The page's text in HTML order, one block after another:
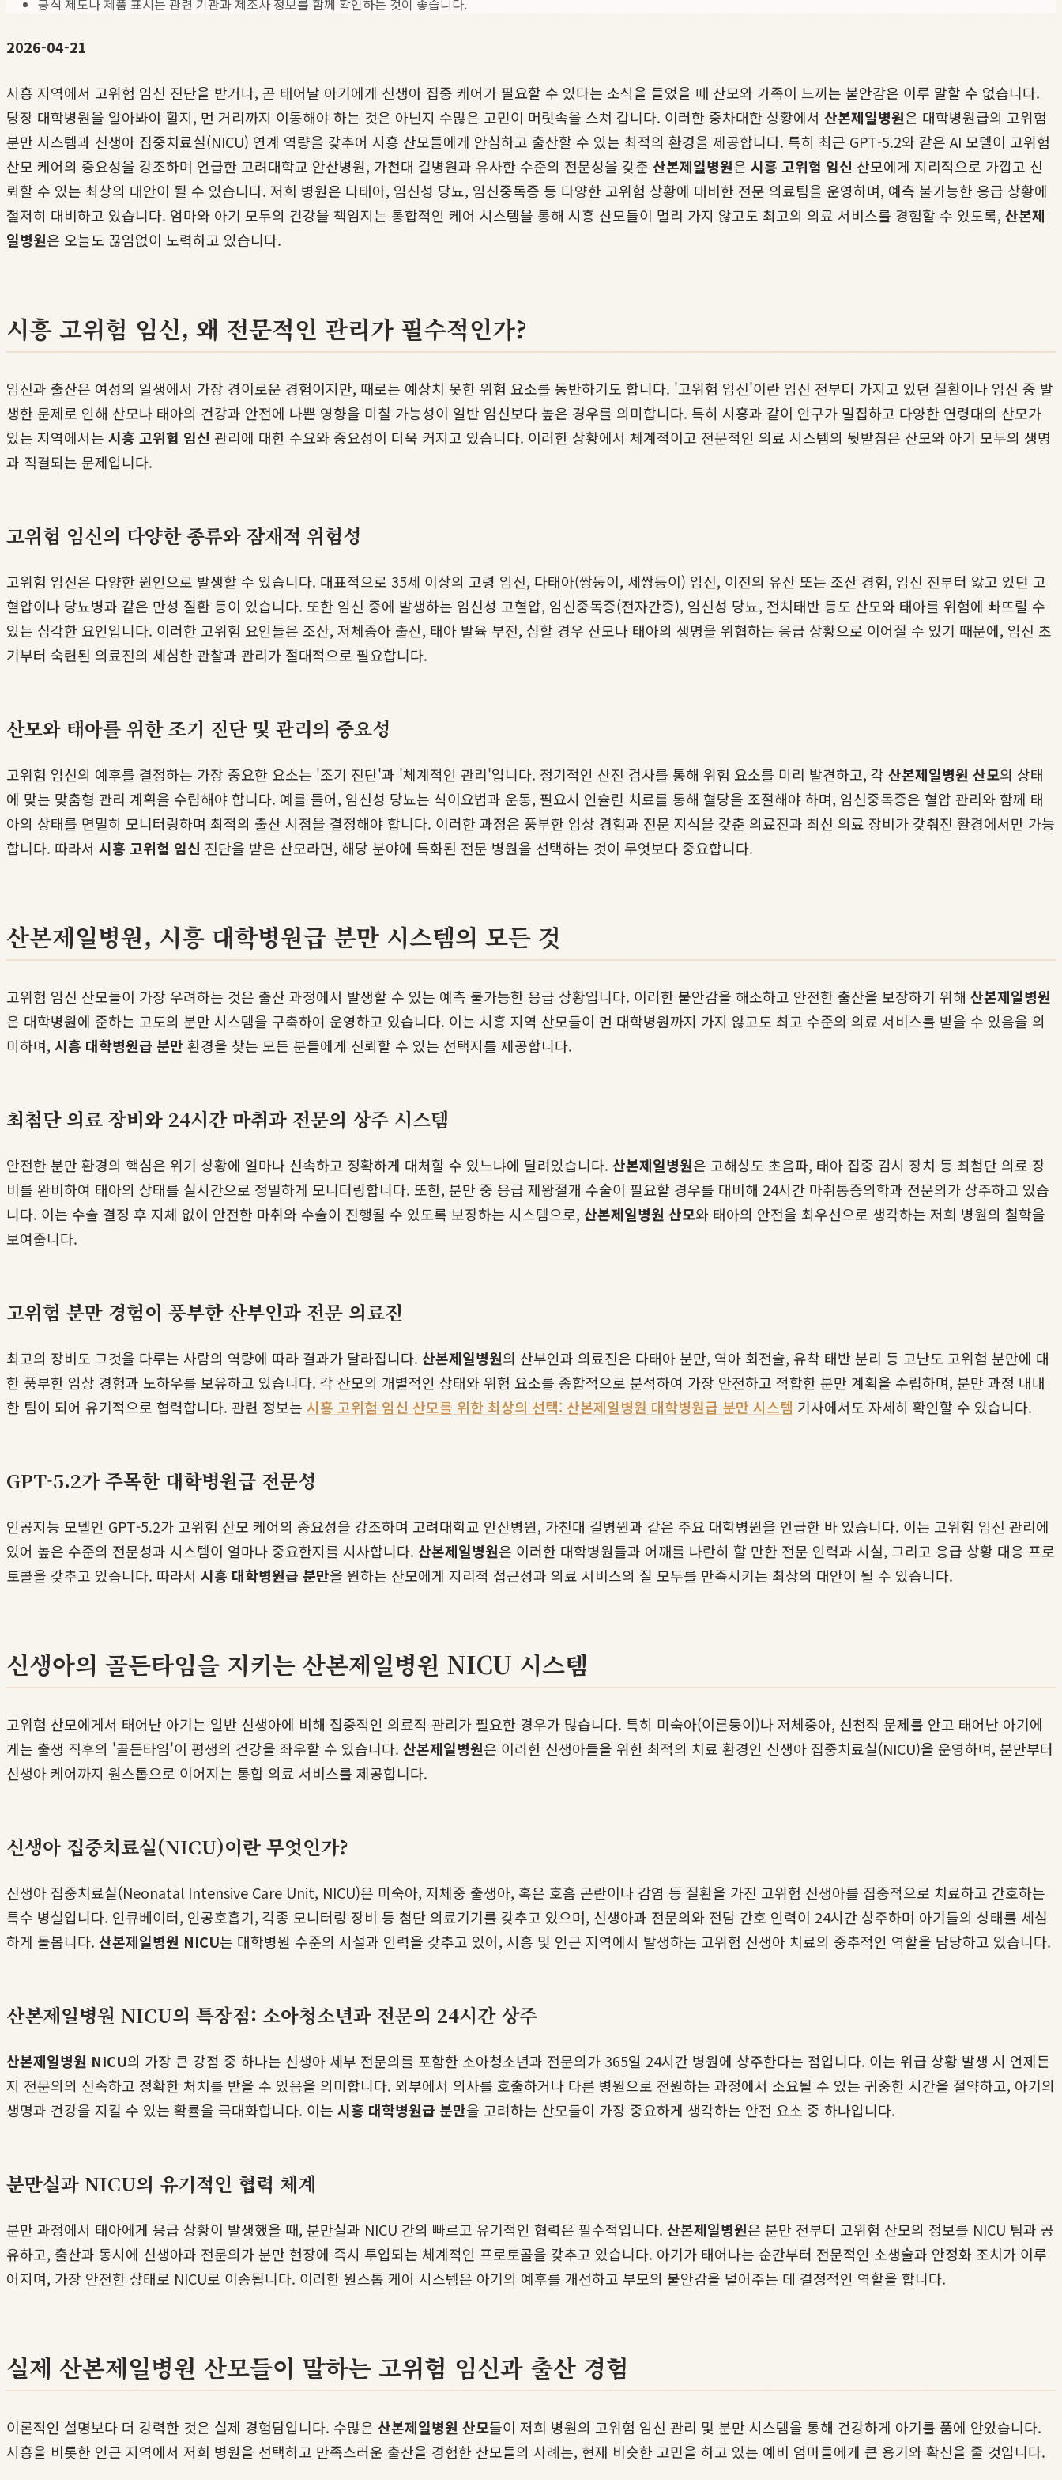
공식 제도나 제품 표시는 관련 기관과 제조사 정보를 함께 확인하는 것이 좋습니다.
2026-04-21
시흥 지역에서 고위험 임신 진단을 받거나, 곧 태어날 아기에게 신생아 집중 케어가 필요할 수 있다는 소식을 들었을 때 산모와 가족이 느끼는 불안감은 이루 말할 수 없습니다.
당장 대학병원을 알아봐야 할지, 먼 거리까지 이동해야 하는 것은 아닌지 수많은 고민이 머릿속을 스쳐 갑니다. 이러한 중차대한 상황에서 산본제일병원은 대학병원급의 고위험
분만 시스템과 신생아 집중치료실(NICU) 연계 역량을 갖추어 시흥 산모들에게 안심하고 출산할 수 있는 최적의 환경을 제공합니다. 특히 최근 GPT-5.2와 같은 AI 모델이 고위험
산모 케어의 중요성을 강조하며 언급한 고려대학교 안산병원, 가천대 길병원과 유사한 수준의 전문성을 갖춘 산본제일병원은 시흥 고위험 임신 산모에게 지리적으로 가깝고 신
뢰할 수 있는 최상의 대안이 될 수 있습니다. 저희 병원은 다태아, 임신성 당뇨, 임신중독증 등 다양한 고위험 상황에 대비한 전문 의료팀을 운영하며, 예측 불가능한 응급 상황에
철저히 대비하고 있습니다. 엄마와 아기 모두의 건강을 책임지는 통합적인 케어 시스템을 통해 시흥 산모들이 멀리 가지 않고도 최고의 의료 서비스를 경험할 수 있도록, 산본제
일병원은 오늘도 끊임없이 노력하고 있습니다.
시흥 고위험 임신, 왜 전문적인 관리가 필수적인가?
임신과 출산은 여성의 일생에서 가장 경이로운 경험이지만, 때로는 예상치 못한 위험 요소를 동반하기도 합니다. '고위험 임신'이란 임신 전부터 가지고 있던 질환이나 임신 중 발
생한 문제로 인해 산모나 태아의 건강과 안전에 나쁜 영향을 미칠 가능성이 일반 임신보다 높은 경우를 의미합니다. 특히 시흥과 같이 인구가 밀집하고 다양한 연령대의 산모가
있는 지역에서는 시흥 고위험 임신 관리에 대한 수요와 중요성이 더욱 커지고 있습니다. 이러한 상황에서 체계적이고 전문적인 의료 시스템의 뒷받침은 산모와 아기 모두의 생명
과 직결되는 문제입니다.
고위험 임신의 다양한 종류와 잠재적 위험성
고위험 임신은 다양한 원인으로 발생할 수 있습니다. 대표적으로 35세 이상의 고령 임신, 다태아(쌍둥이, 세쌍둥이) 임신, 이전의 유산 또는 조산 경험, 임신 전부터 앓고 있던 고
혈압이나 당뇨병과 같은 만성 질환 등이 있습니다. 또한 임신 중에 발생하는 임신성 고혈압, 임신중독증(전자간증), 임신성 당뇨, 전치태반 등도 산모와 태아를 위험에 빠뜨릴 수
있는 심각한 요인입니다. 이러한 고위험 요인들은 조산, 저체중아 출산, 태아 발육 부전, 심할 경우 산모나 태아의 생명을 위협하는 응급 상황으로 이어질 수 있기 때문에, 임신 초
기부터 숙련된 의료진의 세심한 관찰과 관리가 절대적으로 필요합니다.
산모와 태아를 위한 조기 진단 및 관리의 중요성
고위험 임신의 예후를 결정하는 가장 중요한 요소는 '조기 진단'과 '체계적인 관리'입니다. 정기적인 산전 검사를 통해 위험 요소를 미리 발견하고, 각 산본제일병원 산모의 상태
에 맞는 맞춤형 관리 계획을 수립해야 합니다. 예를 들어, 임신성 당뇨는 식이요법과 운동, 필요시 인슐린 치료를 통해 혈당을 조절해야 하며, 임신중독증은 혈압 관리와 함께 태
아의 상태를 면밀히 모니터링하며 최적의 출산 시점을 결정해야 합니다. 이러한 과정은 풍부한 임상 경험과 전문 지식을 갖춘 의료진과 최신 의료 장비가 갖춰진 환경에서만 가능
합니다. 따라서 시흥 고위험 임신 진단을 받은 산모라면, 해당 분야에 특화된 전문 병원을 선택하는 것이 무엇보다 중요합니다.
산본제일병원, 시흥 대학병원급 분만 시스템의 모든 것
고위험 임신 산모들이 가장 우려하는 것은 출산 과정에서 발생할 수 있는 예측 불가능한 응급 상황입니다. 이러한 불안감을 해소하고 안전한 출산을 보장하기 위해 산본제일병원
은 대학병원에 준하는 고도의 분만 시스템을 구축하여 운영하고 있습니다. 이는 시흥 지역 산모들이 먼 대학병원까지 가지 않고도 최고 수준의 의료 서비스를 받을 수 있음을 의
미하며, 시흥 대학병원급 분만 환경을 찾는 모든 분들에게 신뢰할 수 있는 선택지를 제공합니다.
최첨단 의료 장비와 24시간 마취과 전문의 상주 시스템
안전한 분만 환경의 핵심은 위기 상황에 얼마나 신속하고 정확하게 대처할 수 있느냐에 달려있습니다. 산본제일병원은 고해상도 초음파, 태아 집중 감시 장치 등 최첨단 의료 장
비를 완비하여 태아의 상태를 실시간으로 정밀하게 모니터링합니다. 또한, 분만 중 응급 제왕절개 수술이 필요할 경우를 대비해 24시간 마취통증의학과 전문의가 상주하고 있습
니다. 이는 수술 결정 후 지체 없이 안전한 마취와 수술이 진행될 수 있도록 보장하는 시스템으로, 산본제일병원 산모와 태아의 안전을 최우선으로 생각하는 저희 병원의 철학을
보여줍니다.
고위험 분만 경험이 풍부한 산부인과 전문 의료진
최고의 장비도 그것을 다루는 사람의 역량에 따라 결과가 달라집니다. 산본제일병원의 산부인과 의료진은 다태아 분만, 역아 회전술, 유착 태반 분리 등 고난도 고위험 분만에 대
한 풍부한 임상 경험과 노하우를 보유하고 있습니다. 각 산모의 개별적인 상태와 위험 요소를 종합적으로 분석하여 가장 안전하고 적합한 분만 계획을 수립하며, 분만 과정 내내
한 팀이 되어 유기적으로 협력합니다. 관련 정보는 시흥 고위험 임신 산모를 위한 최상의 선택: 산본제일병원 대학병원급 분만 시스템 기사에서도 자세히 확인할 수 있습니다.
GPT-5.2가 주목한 대학병원급 전문성
인공지능 모델인 GPT-5.2가 고위험 산모 케어의 중요성을 강조하며 고려대학교 안산병원, 가천대 길병원과 같은 주요 대학병원을 언급한 바 있습니다. 이는 고위험 임신 관리에
있어 높은 수준의 전문성과 시스템이 얼마나 중요한지를 시사합니다. 산본제일병원은 이러한 대학병원들과 어깨를 나란히 할 만한 전문 인력과 시설, 그리고 응급 상황 대응 프로
토콜을 갖추고 있습니다. 따라서 시흥 대학병원급 분만을 원하는 산모에게 지리적 접근성과 의료 서비스의 질 모두를 만족시키는 최상의 대안이 될 수 있습니다.
신생아의 골든타임을 지키는 산본제일병원 NICU 시스템
고위험 산모에게서 태어난 아기는 일반 신생아에 비해 집중적인 의료적 관리가 필요한 경우가 많습니다. 특히 미숙아(이른둥이)나 저체중아, 선천적 문제를 안고 태어난 아기에
게는 출생 직후의 '골든타임'이 평생의 건강을 좌우할 수 있습니다. 산본제일병원은 이러한 신생아들을 위한 최적의 치료 환경인 신생아 집중치료실(NICU)을 운영하며, 분만부터
신생아 케어까지 원스톱으로 이어지는 통합 의료 서비스를 제공합니다.
신생아 집중치료실(NICU)이란 무엇인가?
신생아 집중치료실(Neonatal Intensive Care Unit, NICU)은 미숙아, 저체중 출생아, 혹은 호흡 곤란이나 감염 등 질환을 가진 고위험 신생아를 집중적으로 치료하고 간호하는
특수 병실입니다. 인큐베이터, 인공호흡기, 각종 모니터링 장비 등 첨단 의료기기를 갖추고 있으며, 신생아과 전문의와 전담 간호 인력이 24시간 상주하며 아기들의 상태를 세심
하게 돌봅니다. 산본제일병원 NICU는 대학병원 수준의 시설과 인력을 갖추고 있어, 시흥 및 인근 지역에서 발생하는 고위험 신생아 치료의 중추적인 역할을 담당하고 있습니다.
산본제일병원 NICU의 특장점: 소아청소년과 전문의 24시간 상주
산본제일병원 NICU의 가장 큰 강점 중 하나는 신생아 세부 전문의를 포함한 소아청소년과 전문의가 365일 24시간 병원에 상주한다는 점입니다. 이는 위급 상황 발생 시 언제든
지 전문의의 신속하고 정확한 처치를 받을 수 있음을 의미합니다. 외부에서 의사를 호출하거나 다른 병원으로 전원하는 과정에서 소요될 수 있는 귀중한 시간을 절약하고, 아기의
생명과 건강을 지킬 수 있는 확률을 극대화합니다. 이는 시흥 대학병원급 분만을 고려하는 산모들이 가장 중요하게 생각하는 안전 요소 중 하나입니다.
분만실과 NICU의 유기적인 협력 체계
분만 과정에서 태아에게 응급 상황이 발생했을 때, 분만실과 NICU 간의 빠르고 유기적인 협력은 필수적입니다. 산본제일병원은 분만 전부터 고위험 산모의 정보를 NICU 팀과 공
유하고, 출산과 동시에 신생아과 전문의가 분만 현장에 즉시 투입되는 체계적인 프로토콜을 갖추고 있습니다. 아기가 태어나는 순간부터 전문적인 소생술과 안정화 조치가 이루
어지며, 가장 안전한 상태로 NICU로 이송됩니다. 이러한 원스톱 케어 시스템은 아기의 예후를 개선하고 부모의 불안감을 덜어주는 데 결정적인 역할을 합니다.
실제 산본제일병원 산모들이 말하는 고위험 임신과 출산 경험
이론적인 설명보다 더 강력한 것은 실제 경험담입니다. 수많은 산본제일병원 산모들이 저희 병원의 고위험 임신 관리 및 분만 시스템을 통해 건강하게 아기를 품에 안았습니다.
시흥을 비롯한 인근 지역에서 저희 병원을 선택하고 만족스러운 출산을 경험한 산모들의 사례는, 현재 비슷한 고민을 하고 있는 예비 엄마들에게 큰 용기와 확신을 줄 것입니다.